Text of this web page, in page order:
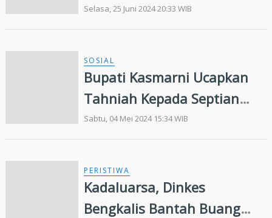
Peresmian Stadion Mini Sri
Bijuangsa Koto Gasib
Selasa, 25 Juni 2024 20:33 WIB
SOSIAL
Bupati Kasmarni Ucapkan
Tahniah Kepada Septian
Nugraha dan M Alga atas
Penghargaan Suara Pileg
Sabtu, 04 Mei 2024 15:34 WIB
PERISTIWA
Kadaluarsa, Dinkes
Bengkalis Bantah Buang